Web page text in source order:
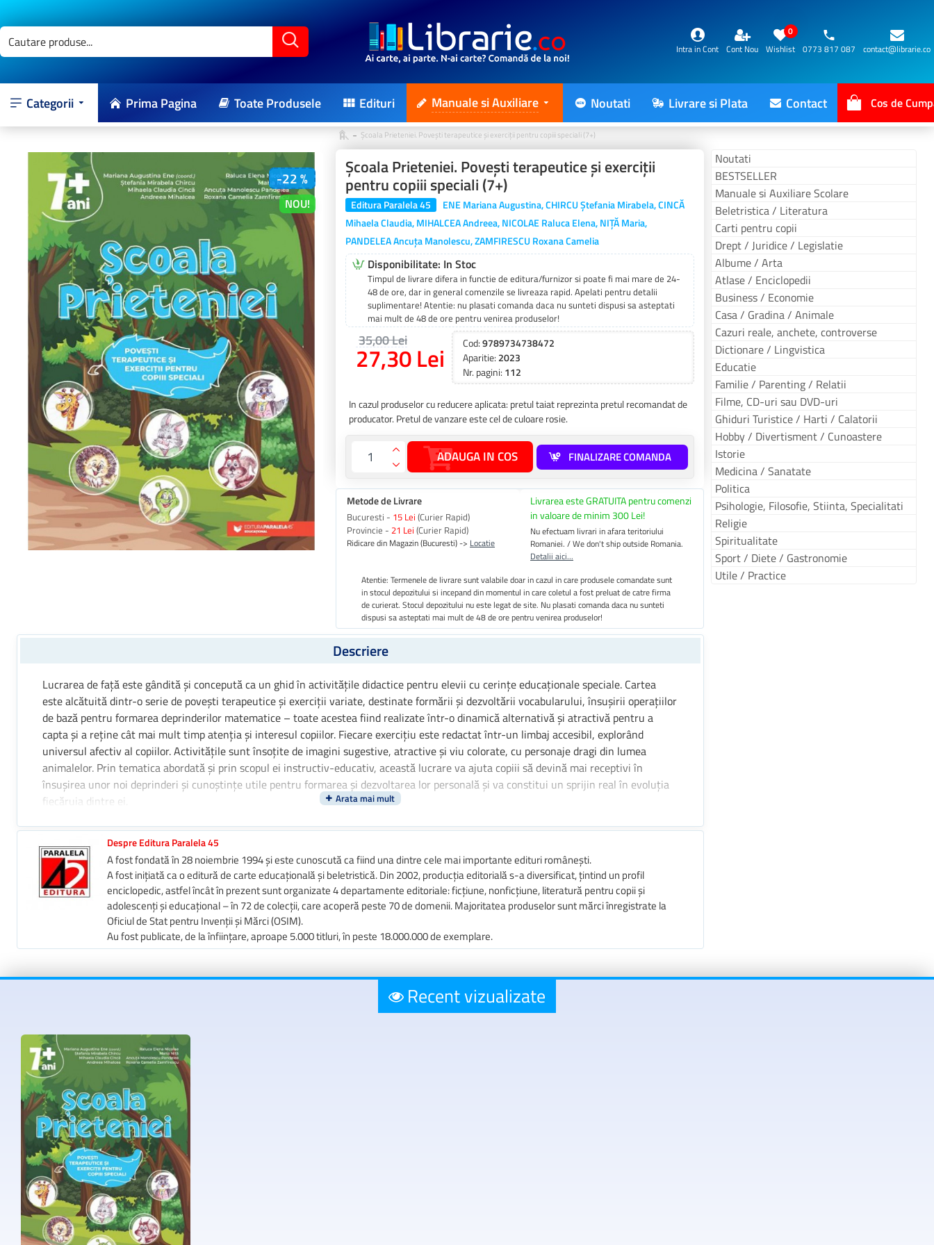
Intra in Cont Cont Nou Wishlist
0
0773 817 087
contact@librarie.co
Categorii Prima Pagina Toate Produsele Edituri Manuale si Auxiliare Noutati Livrare si Plata Contact Cos de
Şcoala Prieteniei. Poveşti terapeutice şi exerciţii pentru copiii speciali (7+)
NOU!
-22 % Şcoala Prieteniei. Poveşti terapeutice şi exerciţii
pentru copiii speciali (7+)
Editura Paralela 45
ENE Mariana Augustina, CHIRCU Ștefania Mirabela, CINCĂ
Mihaela Claudia, MIHALCEA Andreea, NICOLAE Raluca Elena, NIȚĂ Maria,
PANDELEA Ancuța Manolescu, ZAMFIRESCU Roxana Camelia
Disponibilitate: In Stoc
Timpul de livrare difera in functie de editura/furnizor si poate fi mai mare de 24-
48 de ore, dar in general comenzile se livreaza rapid. Apelati pentru detalii
suplimentare! Atentie: nu plasati comanda daca nu sunteti dispusi sa asteptati
mai mult de 48 de ore pentru venirea produselor!
27,30 Lei
35,00 Lei Cod:9789734738472
Aparitie: 2023
Nr. pagini: 112
ADAUGA IN COS FINALIZARE COMANDA
In cazul produselor cu reducere aplicata: pretul taiat reprezinta pretul recomandat de
producator. Pretul de vanzare este cel de culoare rosie.
Metode de Livrare
Bucuresti - 15 Lei (Curier Rapid)
Provincie -21 Lei (Curier Rapid)
Ridicare din Magazin (Bucuresti) -> Locatie
Livrarea este GRATUITA pentru comenzi
in valoare de minim 300 Lei!
Nu efectuam livrari in afara teritoriului
Romaniei. / We don't ship outside Romania.
Detalii aici...
Atentie: Termenele de livrare sunt valabile doar in cazul in care produsele comandate sunt
in stocul depozitului si incepand din momentul in care coletul a fost preluat de catre firma
de curierat. Stocul depozitului nu este legat de site. Nu plasati comanda daca nu sunteti
dispusi sa asteptati mai mult de 48 de ore pentru venirea produselor!
Despre Editura Paralela 45
A fost fondată în 28 noiembrie 1994 și este cunoscută ca fiind una dintre cele mai importante edituri românești.
A fost inițiată ca o editură de carte educațională și beletristică. Din 2002, producția editorială s-a diversificat, țintind un profil
enciclopedic, astfel încât în prezent sunt organizate 4 departamente editoriale: ficțiune, nonficțiune, literatură pentru copii și
adolescenți și educațional – în 72 de colecții, care acoperă peste 70 de domenii. Majoritatea produselor sunt mărci înregistrate la
Oficiul de Stat pentru Invenții și Mărci (OSIM).
Au fost publicate, de la înființare, aproape 5.000 titluri, în peste 18.000.000 de exemplare.
Descriere
Lucrarea de față este gândită și concepută ca un ghid în activitățile didactice pentru elevii cu cerințe educaționale speciale. Cartea
este alcătuită dintr-o serie de povești terapeutice și exerciții variate, destinate formării și dezvoltării vocabularului, însușirii operațiilor
de bază pentru formarea deprinderilor matematice – toate acestea fiind realizate într-o dinamică alternativă și atractivă pentru a
capta și a reține cât mai mult timp atenția și interesul copiilor. Fiecare exercițiu este redactat într-un limbaj accesibil, explorând
universul afectiv al copiilor. Activitățile sunt însoțite de imagini sugestive, atractive și viu colorate, cu personaje dragi din lumea
animalelor. Prin tematica abordată și prin scopul ei instructiv-educativ, această lucrare va ajuta copiii să devină mai receptivi în
însușirea unor noi deprinderi și cunoștințe utile pentru formarea și dezvoltarea lor personală și va constitui un sprijin real în evoluția
fiecăruia dintre ei.
Nimic nu e imposibil! Încearca și vei reuși!
Noutati
BESTSELLER
Manuale si Auxiliare Scolare
Beletristica / Literatura
Carti pentru copii
Drept / Juridice / Legislatie
Albume / Arta
Atlase / Enciclopedii
Business / Economie
Casa / Gradina / Animale
Cazuri reale, anchete, controverse
Dictionare / Lingvistica
Educatie
Familie / Parenting / Relatii
Filme, CD-uri sau DVD-uri
Ghiduri Turistice / Harti / Calatorii
Hobby / Divertisment / Cunoastere
Istorie
Medicina / Sanatate
Politica
Psihologie, Filosofie, Stiinta, Specialitati
Religie
Spiritualitate
Sport / Diete / Gastronomie
Utile / Practice
Recent vizualizate